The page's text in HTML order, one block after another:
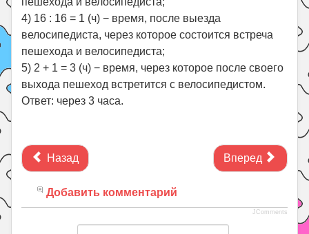
4) 16 : 16 = 1 (ч) − время, после выезда
велосипедиста, через которое состоится встреча
пешехода и велосипедиста;
5) 2 + 1 = 3 (ч) − время, через которое после своего
выхода пешеход встретится с велосипедистом.
Ответ: через 3 часа.
Назад Вперед
Добавить комментарий
JComments